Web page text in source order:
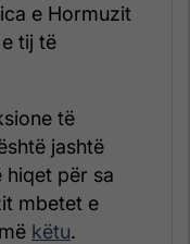
e Hormuzit
tij të
të
jashtë
hiqet për sa
mbetet e
këtu.